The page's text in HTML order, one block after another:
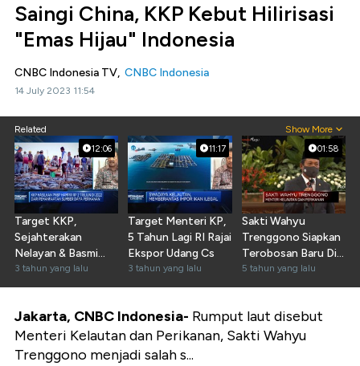
Saingi China, KKP Kebut Hilirisasi
"Emas Hijau" Indonesia
CNBC Indonesia TV, CNBC Indonesia
14 July 2023 11:54
Related Show More
12:06
Target KKP,
Sejahterakan
Nelayan & Basmi
Illegal Fishing
3 tahun yang lalu
11:17
Target Menteri KP,
5 Tahun Lagi RI Rajai
Ekspor Udang Cs
3 tahun yang lalu
01:58
Sakti Wahyu
Trenggono Siapkan
Terobosan Baru Di
KKP
5 tahun yang lalu
Jakarta, CNBC Indonesia- Rumput laut disebut
Menteri Kelautan dan Perikanan, Sakti Wahyu
Trenggono menjadi salah s...